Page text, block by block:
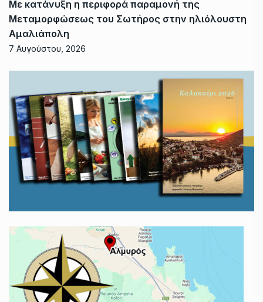
Με κατάνυξη η περιφορά παραμονή της
Μεταμορφώσεως του Σωτήρος στην ηλιόλουστη
Αμαλιάπολη
7 Αυγούστου, 2026